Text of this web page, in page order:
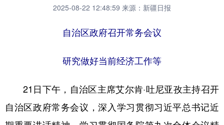
民生 访谈
专题 服务
地方频道
2025-08-22 12:48:59 来源：新疆日报
自治区政府召开常务会议
研究做好当前经济工作等
21日下午，自治区主席艾尔肯·吐尼亚孜主持召开
自治区政府常务会议，深入学习贯彻习近平总书记近